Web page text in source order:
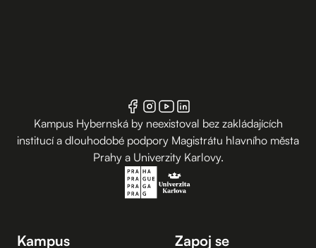
Kampus Hybernská by neexistoval bez zakládajících
institucí a dlouhodobé podpory Magistrátu hlavního města
Prahy a Univerzity Karlovy.
Kampus Zapoj se